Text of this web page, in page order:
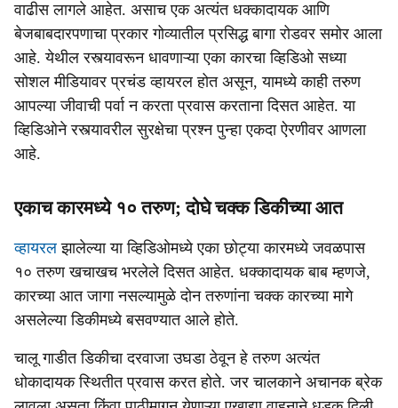
r
e
वाढीस लागले आहेत. असाच एक अत्यंत धक्कादायक आणि
बेजबाबदारपणाचा प्रकार गोव्यातील प्रसिद्ध बागा रोडवर समोर आला
आहे. येथील रस्त्यावरून धावणाऱ्या एका कारचा व्हिडिओ सध्या
सोशल मीडियावर प्रचंड व्हायरल होत असून, यामध्ये काही तरुण
आपल्या जीवाची पर्वा न करता प्रवास करताना दिसत आहेत. या
व्हिडिओने रस्त्यावरील सुरक्षेचा प्रश्न पुन्हा एकदा ऐरणीवर आणला
आहे.
एकाच कारमध्ये १० तरुण; दोघे चक्क डिकीच्या आत
व्हायरलझालेल्या या व्हिडिओमध्ये एका छोट्या कारमध्ये जवळपास
१० तरुण खचाखच भरलेले दिसत आहेत. धक्कादायक बाब म्हणजे,
कारच्या आत जागा नसल्यामुळे दोन तरुणांना चक्क कारच्या मागे
असलेल्या डिकीमध्ये बसवण्यात आले होते.
चालू गाडीत डिकीचा दरवाजा उघडा ठेवून हे तरुण अत्यंत
धोकादायक स्थितीत प्रवास करत होते. जर चालकाने अचानक ब्रेक